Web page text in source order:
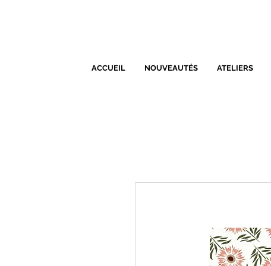
ACCUEIL NOUVEAUTÉS ATELIERS